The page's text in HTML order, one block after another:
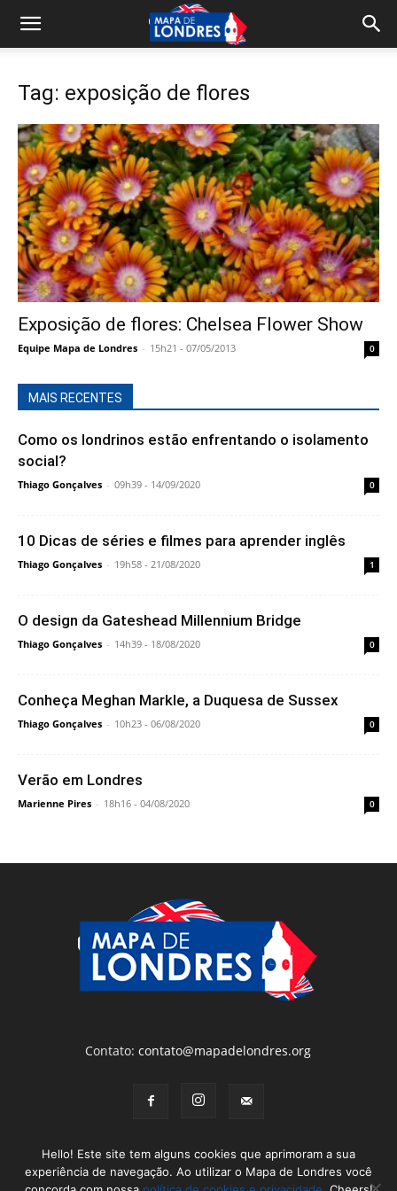
Tag: exposição de flores
Exposição de flores: Chelsea Flower Show
Equipe Mapa de Londres - 15h21 - 07/05/2013 0
MAIS RECENTES
Como os londrinos estão enfrentando o isolamento
social?
Thiago Gonçalves - 09h39 - 14/09/2020 0
10 Dicas de séries e filmes para aprender inglês
Thiago Gonçalves - 19h58 - 21/08/2020 1
O design da Gateshead Millennium Bridge
Thiago Gonçalves - 14h39 - 18/08/2020 0
Conheça Meghan Markle, a Duquesa de Sussex
Thiago Gonçalves - 10h23 - 06/08/2020 0
Verão em Londres
Marienne Pires - 18h16 - 04/08/2020 0
Contato:contato@mapadelondres.org
Hello! Este site tem alguns cookies que aprimoram a sua
experiência de navegação. Ao utilizar o Mapa de Londres você